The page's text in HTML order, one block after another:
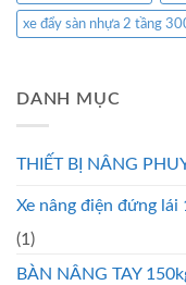
xe đẩy sàn nhựa 2 tầng
DANH MỤC
THIẾT BỊ NÂNG
Xe nâng điện đứng
(1)
BÀN NÂNG TAY